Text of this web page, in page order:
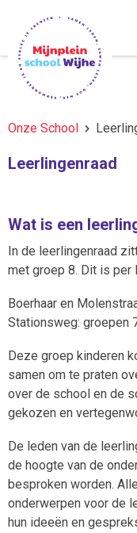
Onze School
Leerlingenraad
Wat is een
In de leerlingenraad
met groep 8. Dit is per
Boerhaar en
Stationsweg: groepen
Deze groep kinderen
samen om te praten
over de school en de
gekozen en
De leden van de
de hoogte van de
besproken worden.
onderwerpen voor de
hun ideeën en